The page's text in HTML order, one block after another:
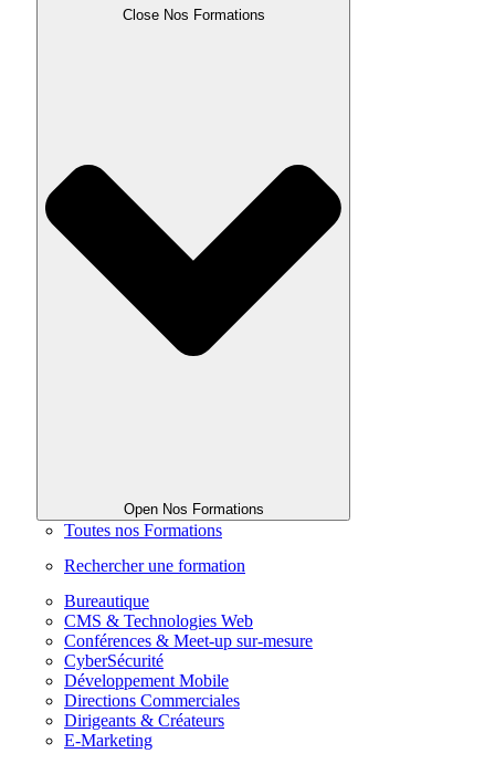
Close Nos Formations
Open Nos Formations
Toutes nos Formations
Rechercher une formation
Bureautique
CMS & Technologies Web
Conférences & Meet-up sur-mesure
CyberSécurité
Développement Mobile
Directions Commerciales
Dirigeants & Créateurs
E-Marketing